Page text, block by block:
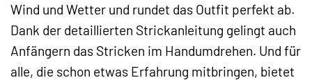
Wind und Wetter und rundet das Outfit perfekt ab.
Dank der detaillierten Strickanleitung gelingt auch
Anfängern das Stricken im Handumdrehen. Und für
alle, die schon etwas Erfahrung mitbringen, bietet